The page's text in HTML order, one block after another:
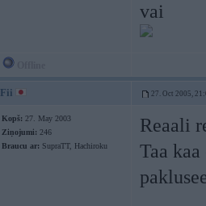
vai
Fii 27. Oct 2005,
Kopš: 27. May 2003
Ziņojumi: 246
Braucu ar: SupraTT, Hachiroku
Reaali
Taa